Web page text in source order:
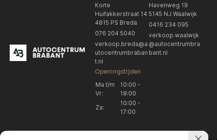
Korte
Huifakkerstraat 14
4815 PS Breda
076 204 5040
verkoop.breda@a
utocentrumbraban
t.nl
Havenweg 19
5145 NJ Waalwijk
0416 234 095
verkoop.waalwijk
@autocentrumbra
bant.nl
Openingstijden
Ma t/m
Vr:
10:00 -
18:00
Za:
10:00 -
17:00